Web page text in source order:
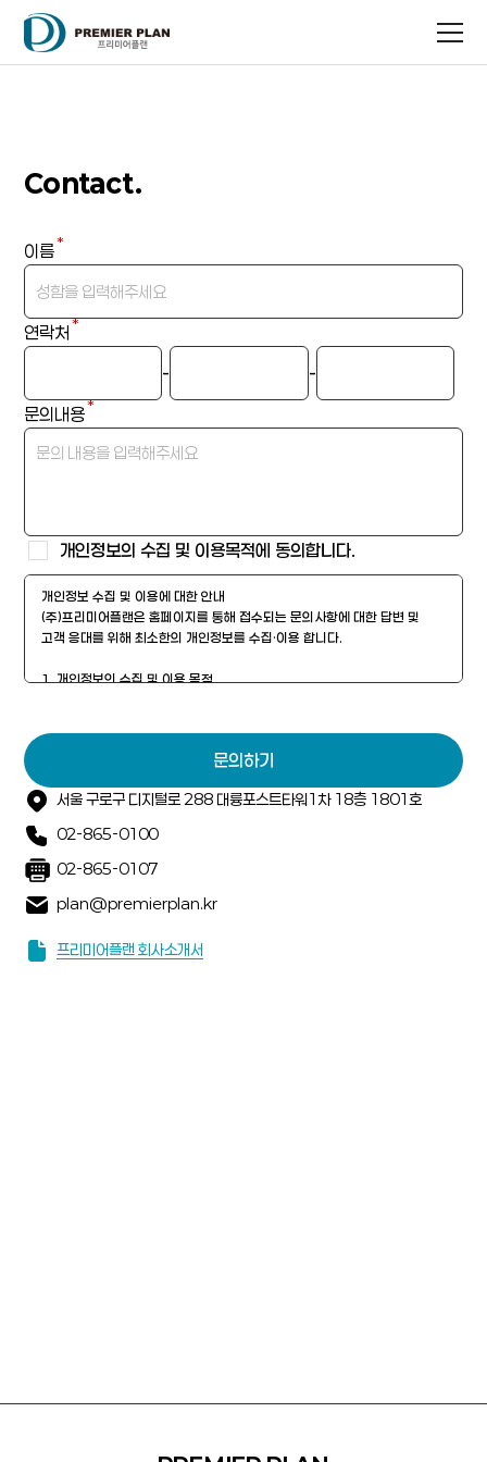
Contact.
이름
연락처
-
-
문의내용
개인정보의 수집 및 이용목적에 동의합니다.
문의하기
서울 구로구 디지털로 288 대륭포스트타워1차 18층 1801호
02-865-0100
02-865-0107
plan@premierplan.kr
프리미어플랜 회사소개서